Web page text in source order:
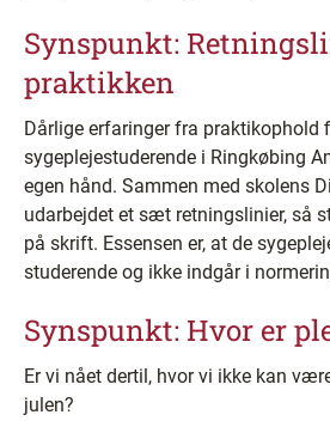
Synspunkt:
praktikken
Dårlige erfaringer fra praktikophold
sygeplejestuderende i Ringkøbing
egen hånd. Sammen med skolens
udarbejdet et sæt retningslinier, så
på skrift. Essensen er, at de
studerende og ikke indgår i
Synspunkt: Hvor er
Er vi nået dertil, hvor vi ikke kan
julen?